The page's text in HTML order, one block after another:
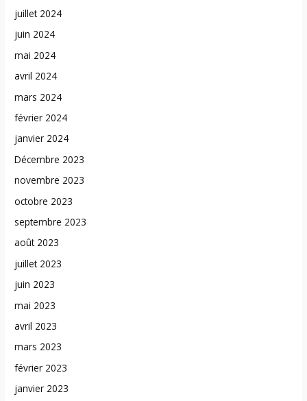
juillet 2024
juin 2024
mai 2024
avril 2024
mars 2024
février 2024
janvier 2024
Décembre 2023
novembre 2023
octobre 2023
septembre 2023
août 2023
juillet 2023
juin 2023
mai 2023
avril 2023
mars 2023
février 2023
janvier 2023